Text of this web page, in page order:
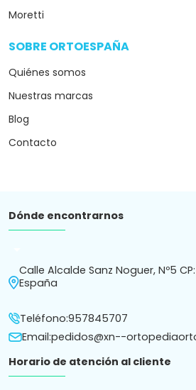
Moretti
SOBRE ORTOESPAÑA
Quiénes somos
Nuestras marcas
Blog
Contacto
Dónde encontrarnos
Calle Alcalde Sanz Noguer, Nº5
España
Teléfono:957845707
Email:pedidos@xn--
Horario de atención al cliente